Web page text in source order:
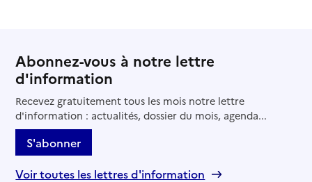
Abonnez-vous à notre lettre
d'information
Recevez gratuitement tous les mois notre lettre
d'information : actualités, dossier du mois, agenda...
S'abonner
Voir toutes les lettres d'information